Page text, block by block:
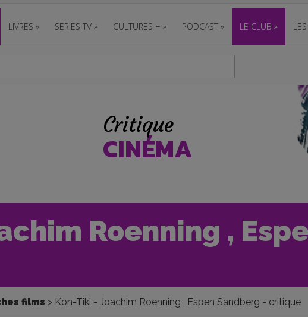
LIVRES » SERIES TV » CULTURES + » PODCAST » LE CLUB »
Critique
CINÉMA
Roenning ,
films Kon-Tiki - Joachim Roenning , Espen Sandberg - critique